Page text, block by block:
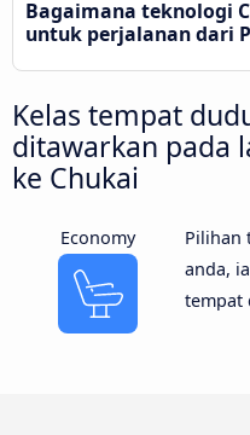
Bagaimana teknologi
untuk perjalanan dari
Kelas tempat
ditawarkan pada
ke Chukai
Economy
Pilihan
anda,
tempat